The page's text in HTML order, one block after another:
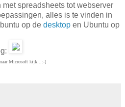
spreadsheets tot webserver
alles is te vinden in
op de desktop en Ubuntu op
Microsoft kijk...:-)